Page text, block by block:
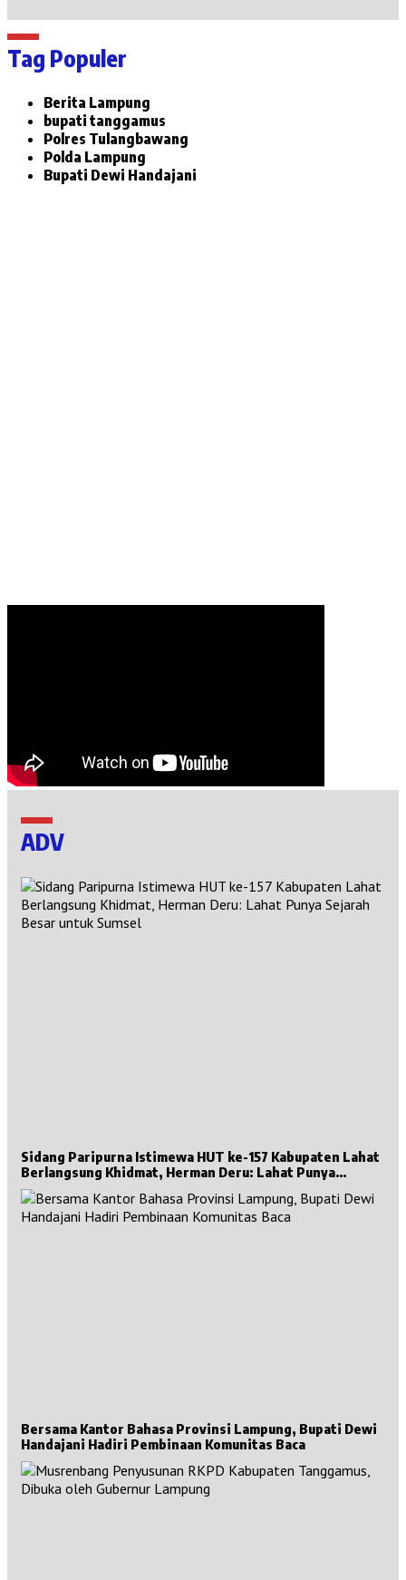
Tag Populer
Berita Lampung
bupati tanggamus
Polres Tulangbawang
Polda Lampung
Bupati Dewi Handajani
ADV
Sidang Paripurna Istimewa HUT ke-157 Kabupaten Lahat
Berlangsung Khidmat, Herman Deru: Lahat Punya
Sejarah Besar untuk Sumsel
Bersama Kantor Bahasa Provinsi Lampung, Bupati Dewi
Handajani Hadiri Pembinaan Komunitas Baca